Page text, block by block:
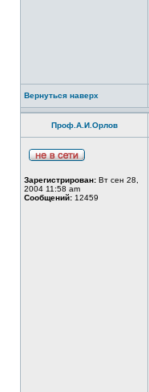
Вернуться наверх
Проф.А.И.Орлов
Зарегистрирован: Вт сен 28,
2004 11:58 am
Сообщений: 12459